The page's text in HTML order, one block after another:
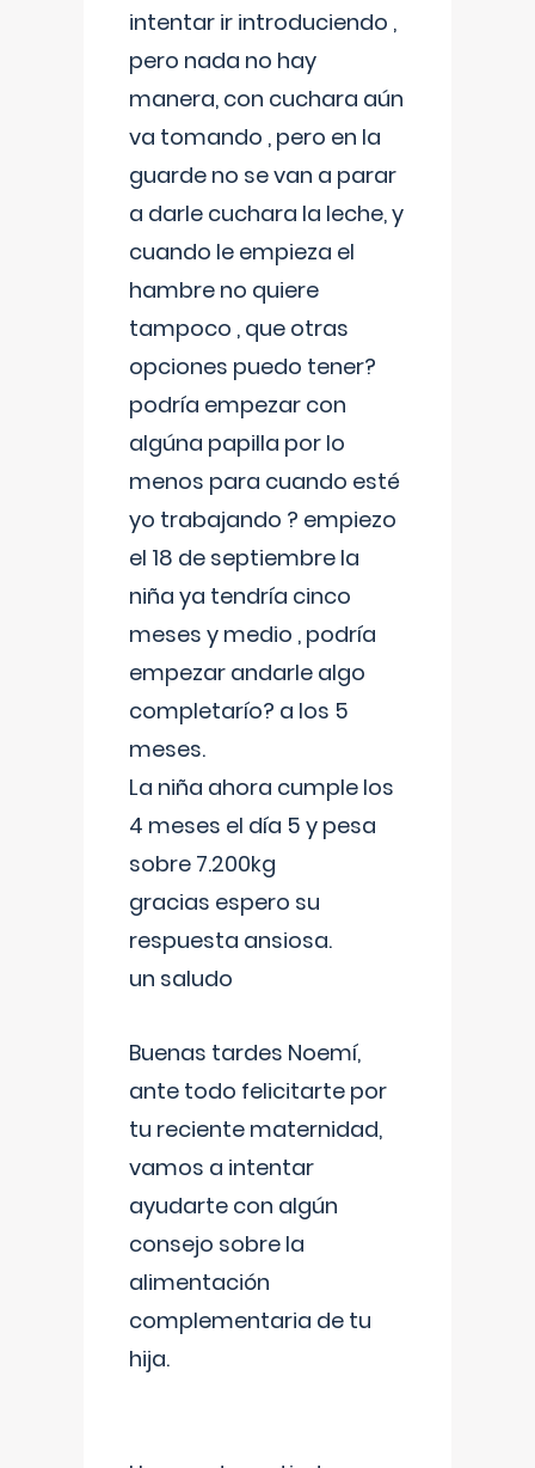
intentar ir introduciendo ,
pero nada no hay
manera, con cuchara aún
va tomando , pero en la
guarde no se van a parar
a darle cuchara la leche, y
cuando le empieza el
hambre no quiere
tampoco , que otras
opciones puedo tener?
podría empezar con
algúna papilla por lo
menos para cuando esté
yo trabajando ? empiezo
el 18 de septiembre la
niña ya tendría cinco
meses y medio , podría
empezar andarle algo
completarío? a los 5
meses.
La niña ahora cumple los
4 meses el día 5 y pesa
sobre 7.200kg
gracias espero su
respuesta ansiosa.
un saludo
Buenas tardes Noemí,
ante todo felicitarte por
tu reciente maternidad,
vamos a intentar
ayudarte con algún
consejo sobre la
alimentación
complementaria de tu
hija.